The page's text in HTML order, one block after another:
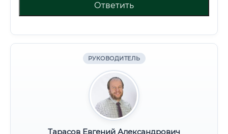
Ответить
РУКОВОДИТЕЛЬ
Тарасов Евгений Александрович